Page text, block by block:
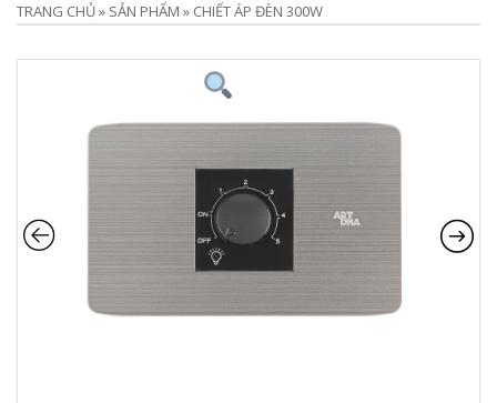
TRANG CHỦ» SẢN PHẨM » CHIẾT ÁP ĐÈN 300W